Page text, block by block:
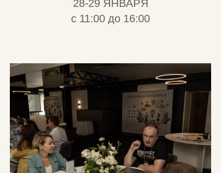
28-29 ЯНВАРЯ
с 11:00 до 16:00